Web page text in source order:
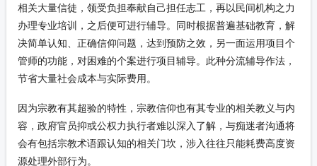
相关大量信徒，领受负担奉献自己担任志工，再以民间机构之力
办理专业培训，之后便可进行辅导。同时根据普遍基础教育，解
决简单认知、正确信仰问题，达到预防之效，另一面运用项目个
管师的功能，对困难的个案进行项目辅导。此种分流辅导作法，
节省大量社会成本与实际费用。
因为宗教有其超验的特性，宗教信仰也有其专业的相关教义与内
容，政府官员抑或公权力执行者难以深入了解，与痴迷者沟通将
会有包括宗教术语跟认知的相关门坎，涉入往往只能耗费高度资
源处理外部行为。